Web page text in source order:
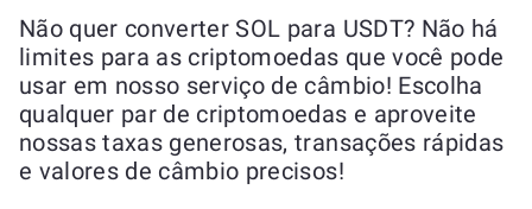
Não quer converter SOL para USDT? Não há
limites para as criptomoedas que você pode
usar em nosso serviço de câmbio! Escolha
qualquer par de criptomoedas e aproveite
nossas taxas generosas, transações rápidas
e valores de câmbio precisos!